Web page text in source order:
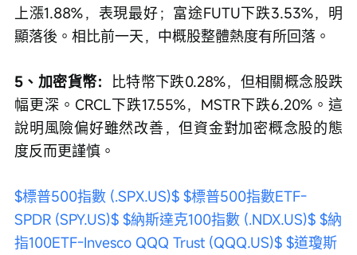
上漲1.88%，表現最好；富途FUTU下跌3.53%，明
顯落後。相比前一天，中概股整體熱度有所回落。
5、加密貨幣： 比特幣下跌0.28%，但相關概念股跌
幅更深。CRCL下跌17.55%，MSTR下跌6.20%。這
說明風險偏好雖然改善，但資金對加密概念股的態
度反而更謹慎。
$標普500指數 (.SPX.US)$ $標普500指數ETF-
SPDR (SPY.US)$ $納斯達克100指數 (.NDX.US)$ $納
指100ETF-Invesco QQQ Trust (QQQ.US)$ $道瓊斯